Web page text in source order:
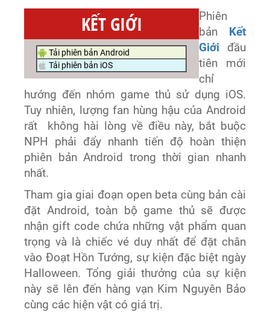
KẾT GIỚI
Tải phiên bản Android
Tải phiên bản iOS
Phiên
bản Kết
Giới đầu
tiên mới
chỉ
hướng đến nhóm game thủ sử dụng iOS.
Tuy nhiên, lượng fan hùng hậu của Android
rất không hài lòng về điều này, bắt buộc
NPH phải đẩy nhanh tiến độ hoàn thiện
phiên bản Android trong thời gian nhanh
nhất.
Tham gia giai đoạn open beta cùng bản cài
đặt Android, toàn bộ game thủ sẽ được
nhận gift code chứa những vật phẩm quan
trọng và là chiếc vé duy nhất để đặt chân
vào Đoạt Hồn Tướng, sự kiện đặc biệt ngày
Halloween. Tổng giải thưởng của sự kiện
này sẽ lên đến hàng vạn Kim Nguyên Bảo
cùng các hiện vật có giá trị.